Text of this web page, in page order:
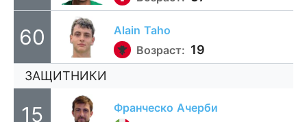
60 Alain Taho
Возраст: 19
ЗАЩИТНИКИ
15 Франческо Ачерби